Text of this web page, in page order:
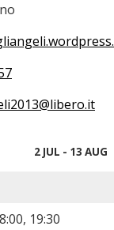
2 JUL - 13 AUG
8:00, 19:30